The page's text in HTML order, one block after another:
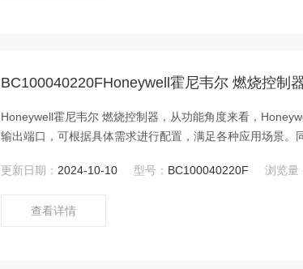
BC100040220FHoneywell霍尼韦尔 燃烧控制
Honeywell霍尼韦尔 燃烧控制器，从功能角度来看，
输出端口，可根据具体需求进行配置，满足各种应用场景。
够实时监测燃烧运行状况，并自动调整控制参数，减少故障
更新日期： 2024-10-10 型号： BC100040220F 浏览量
查看详情